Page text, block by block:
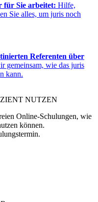
für Sie arbeitet: Hilfe,
Sie alles, um juris noch
Referenten über
gemeinsam, wie das juris
kann.
NUTZEN
Online-Schulungen, wie
können.